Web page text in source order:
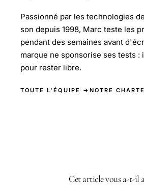
Passionné par les technologies
son depuis 1998, Marc teste les
pendant des semaines avant
marque ne sponsorise ses tests :
pour rester libre.
TOUTE L'ÉQUIPE → NOTRE
Cet article vous a-t-il